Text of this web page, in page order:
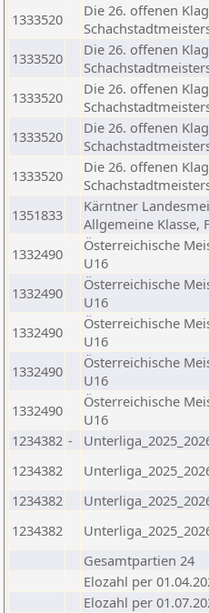
1333520
Die 26. offenen
1333520
Die 26. offenen
1333520
Die 26. offenen
1333520
Die 26. offenen
1333520
Die 26. offenen
1351833
Kärntner
Allgemeine Klasse,
1332490
Österreichische
U16
1332490
Österreichische
U16
1332490
Österreichische
U16
1332490
Österreichische
U16
1332490
Österreichische
U16
1234382 -
1234382
1234382
1234382
Gesamtpartien 24
Elozahl per
Elozahl per